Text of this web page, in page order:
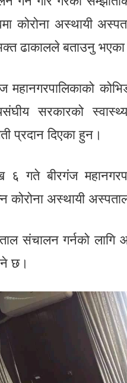
कोरोना अस्थायी
ढाकालले बताउनु
महानगरपालिकाको
सरकारको
प्रदान दिएका हुन।
६ गते बीरगंज
कोरोना अस्थायी
संचालन गर्नको
छ।